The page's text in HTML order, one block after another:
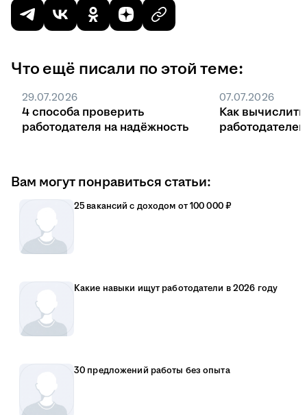
Что ещё писали по этой теме:
29.07.2026
4 способа проверить
работодателя на надёжность
07.07.2026
Как вычислить
Вам могут понравиться статьи:
25 вакансий с доходом от 100 000 ₽
Какие навыки ищут работодатели в 2026 году
30 предложений работы без опыта